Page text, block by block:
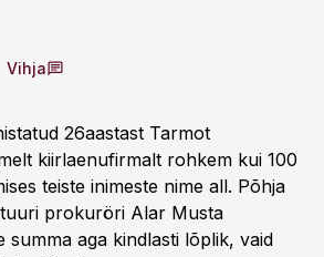
Vihja
26aastast Tarmot
kiirlaenufirmalt rohkem kui 100
teiste inimeste nime all. Põhja
prokuröri Alar Musta
summa aga kindlasti lõplik, vaid